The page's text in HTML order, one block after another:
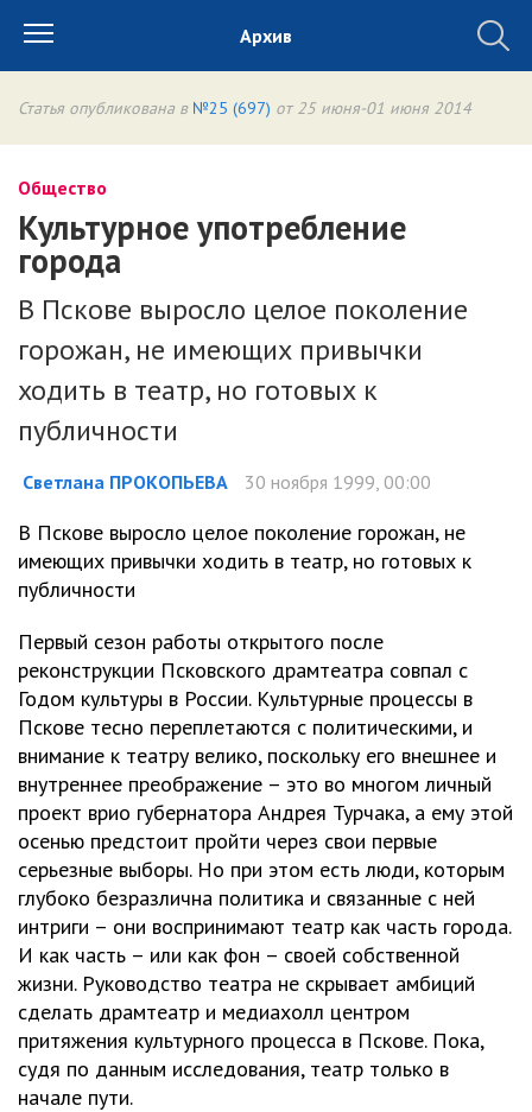
Архив
Статья опубликована в №25 (697) от 25 июня-01 июня 2014
Общество
Культурное употребление
города
В Пскове выросло целое поколение
горожан, не имеющих привычки
ходить в театр, но готовых к
публичности
Светлана ПРОКОПЬЕВА 30 ноября 1999, 00:00
В Пскове выросло целое поколение горожан, не
имеющих привычки ходить в театр, но готовых к
публичности
Первый сезон работы открытого после
реконструкции Псковского драмтеатра совпал с
Годом культуры в России. Культурные процессы в
Пскове тесно переплетаются с политическими, и
внимание к театру велико, поскольку его внешнее и
внутреннее преображение – это во многом личный
проект врио губернатора Андрея Турчака, а ему этой
осенью предстоит пройти через свои первые
серьезные выборы. Но при этом есть люди, которым
глубоко безразлична политика и связанные с ней
интриги – они воспринимают театр как часть города.
И как часть – или как фон – своей собственной
жизни. Руководство театра не скрывает амбиций
сделать драмтеатр и медиахолл центром
притяжения культурного процесса в Пскове. Пока,
судя по данным исследования, театр только в
начале пути.